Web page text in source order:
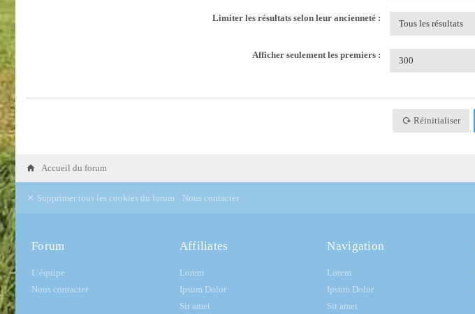
Limiter les résultats selon leur ancienneté :
Tous les résultats
Afficher seulement les premiers :
300
Réinitialiser
Accueil du forum
Supprimer tous les cookies du forum Nous contacter
Forum
L’équipe
Nous contacter
Affiliates
Lorem
Ipsum Dolor
Sit amet
Navigation
Lorem
Ipsum Dolor
Sit amet